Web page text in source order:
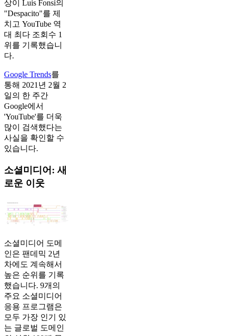
상이 Luis Fonsi의
"Despacito"를 제
치고 YouTube 역
대 최다 조회수 1
위를 기록했습니
다.
Google Trends를
통해 2021년 2월 2
일의 한 주간
Google에서
'YouTube'를 더욱
많이 검색했다는
사실을 확인할 수
있습니다.
소셜미디어: 새
로운 이웃
소셜미디어 도메
인은 팬데믹 2년
차에도 계속해서
높은 순위를 기록
했습니다. 9개의
주요 소셜미디어
응용 프로그램은
모두 가장 인기 있
는 글로벌 도메인